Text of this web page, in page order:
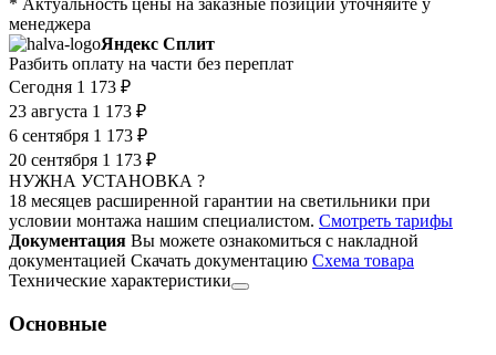
* Актуальность цены на заказные позиции уточняйте у
менеджера
Яндекс Сплит
Разбить оплату на части без переплат
Сегодня 1 173 ₽
23 августа 1 173 ₽
6 сентября 1 173 ₽
20 сентября 1 173 ₽
НУЖНА УСТАНОВКА ?
18 месяцев расширенной гарантии на светильники при
условии монтажа нашим специалистом. Смотреть тарифы
Документация Вы можете ознакомиться с накладной
документацией Скачать документацию Cхема товара
Технические характеристики
Основные